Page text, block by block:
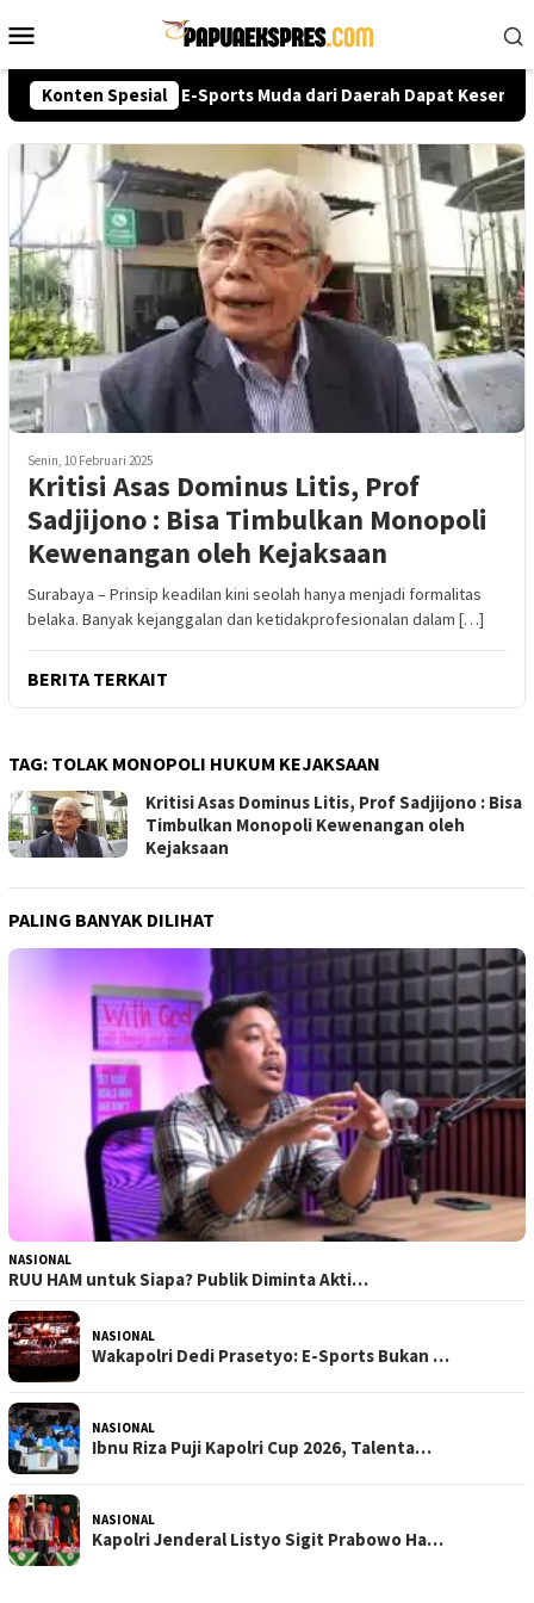
ke
Mobile
Konten Spesial
2026, Talenta E-Sports Muda dari Daerah Dapat
Senin, 10 Februari 2025
Kritisi Asas Dominus Litis, Prof
Sadjijono : Bisa Timbulkan Monopoli
Kewenangan oleh Kejaksaan
Surabaya – Prinsip keadilan kini seolah hanya menjadi formalitas
belaka. Banyak kejanggalan dan ketidakprofesionalan dalam […]
BERITA TERKAIT
TAG: TOLAK MONOPOLI HUKUM KEJAKSAAN
Kritisi Asas Dominus Litis, Prof Sadjijono : Bisa
Timbulkan Monopoli Kewenangan oleh
Kejaksaan
PALING BANYAK DILIHAT
NASIONAL
RUU HAM untuk Siapa? Publik Diminta Akti…
NASIONAL
Wakapolri Dedi Prasetyo: E-Sports Bukan …
NASIONAL
Ibnu Riza Puji Kapolri Cup 2026, Talenta…
NASIONAL
Kapolri Jenderal Listyo Sigit Prabowo Ha…